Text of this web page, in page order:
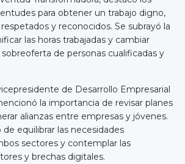
para obtener un trabajo digno,
y reconocidos. Se subrayó la
las horas trabajadas y cambiar
de personas cualificadas y
de Desarrollo Empresarial
la importancia de revisar planes
alianzas entre empresas y jóvenes.
equilibrar las necesidades
sectores y contemplar las
y brechas digitales.